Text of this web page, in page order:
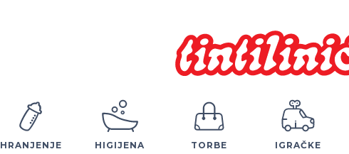
HRANJENJE HIGIJENA TORBE IGRAČKE